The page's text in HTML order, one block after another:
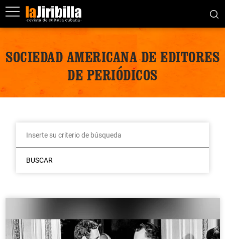
SOCIEDAD AMERICANA DE EDITORES
DE PERIÓDICOS
BUSCAR